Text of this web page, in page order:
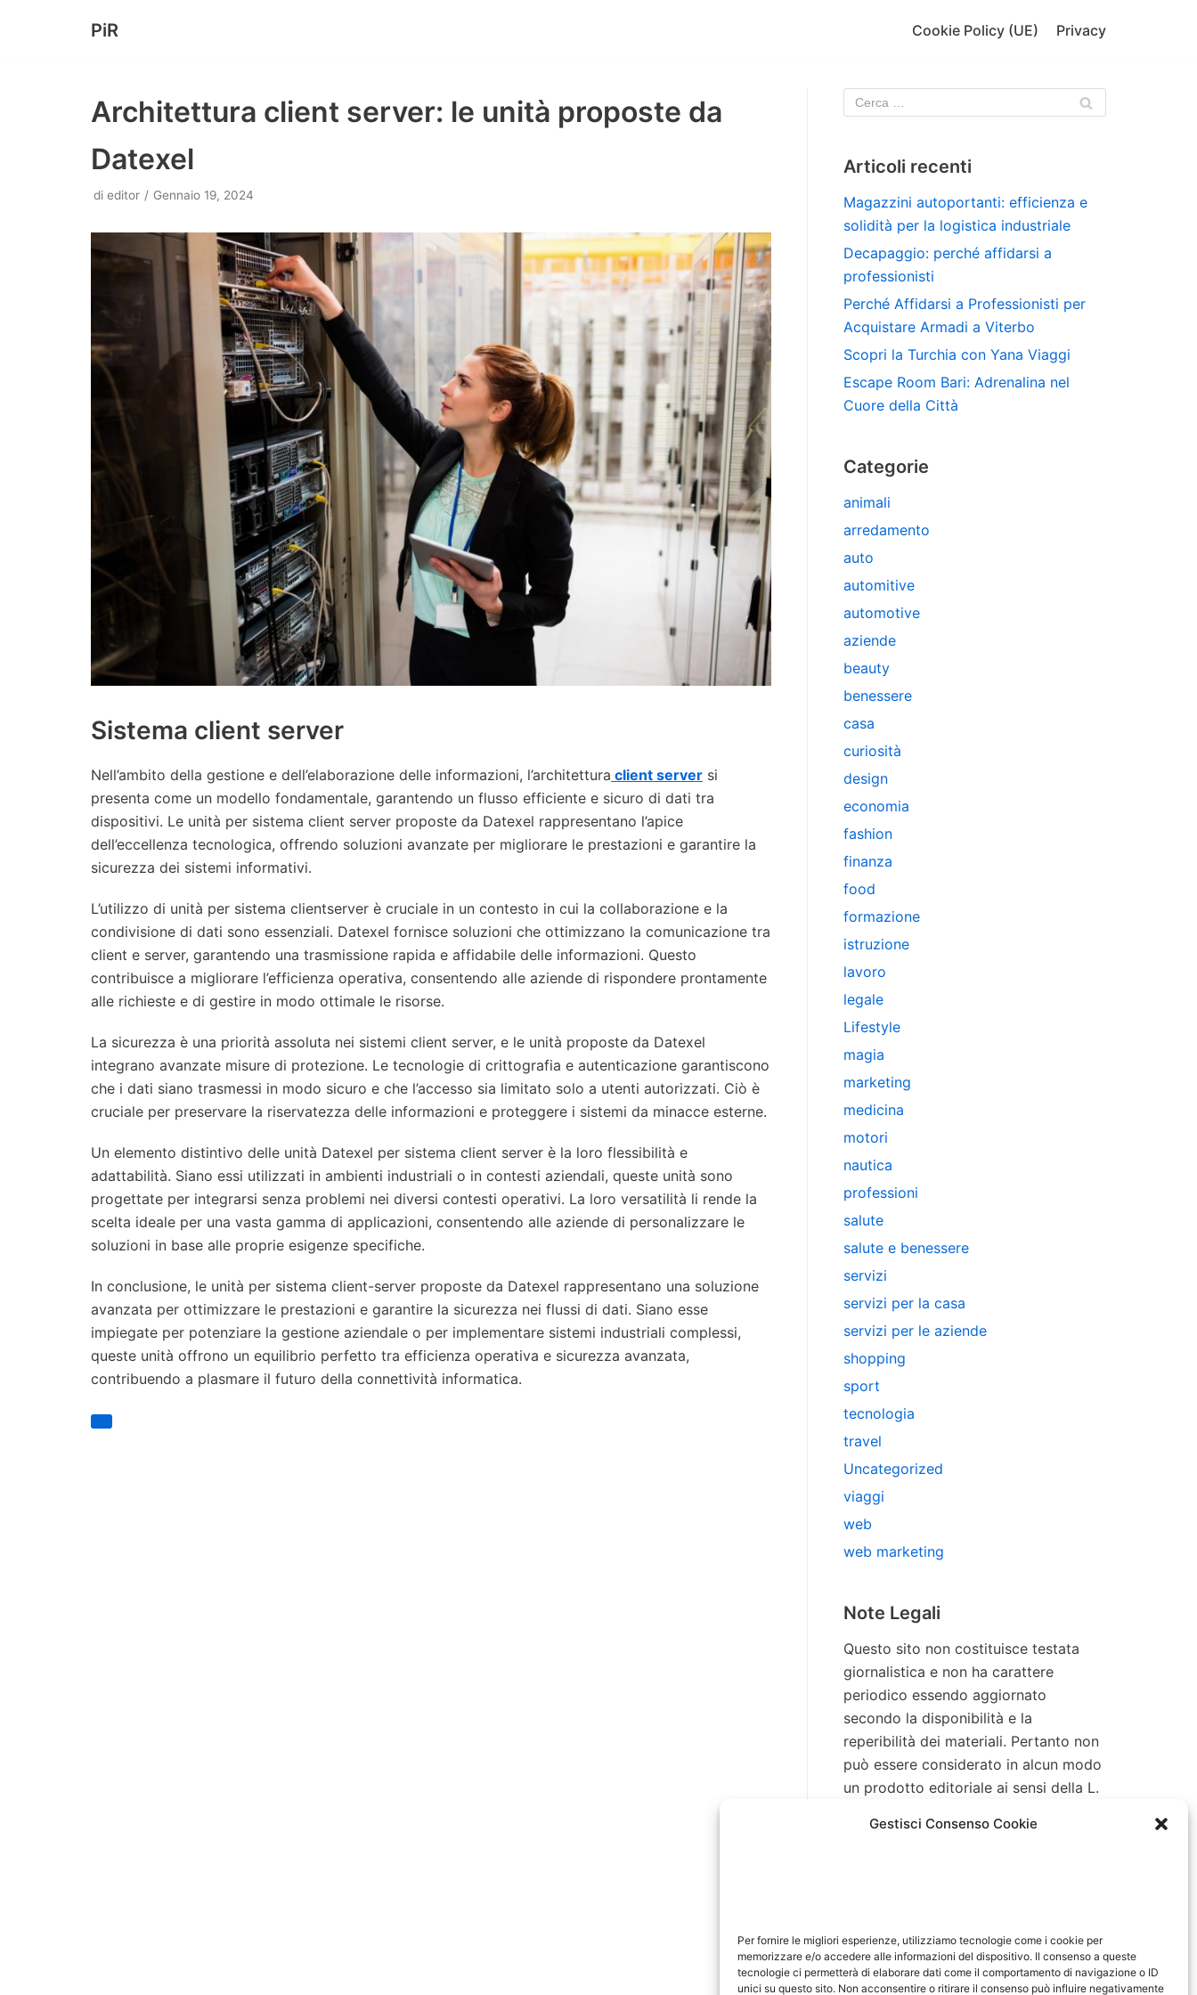
Gestisci Consenso Cookie
Per fornire le migliori esperienze, utilizziamo tecnologie come i cookie per
memorizzare e/o accedere alle informazioni del dispositivo. Il consenso a queste
tecnologie ci permetterà di elaborare dati come il comportamento di navigazione o ID
unici su questo sito. Non acconsentire o ritirare il consenso può influire negativamente
PiR Cookie Policy (UE) Privacy
Architettura client server: le unità proposte da
Datexel
di editor Gennaio 19, 2024
Sistema client server
Nell’ambito della gestione e dell’elaborazione delle informazioni, l’architettura client server si
presenta come un modello fondamentale, garantendo un flusso efficiente e sicuro di dati tra
dispositivi. Le unità per sistema client server proposte da Datexel rappresentano l’apice
dell’eccellenza tecnologica, offrendo soluzioni avanzate per migliorare le prestazioni e garantire la
sicurezza dei sistemi informativi.
L’utilizzo di unità per sistema clientserver è cruciale in un contesto in cui la collaborazione e la
condivisione di dati sono essenziali. Datexel fornisce soluzioni che ottimizzano la comunicazione tra
client e server, garantendo una trasmissione rapida e affidabile delle informazioni. Questo
contribuisce a migliorare l’efficienza operativa, consentendo alle aziende di rispondere prontamente
alle richieste e di gestire in modo ottimale le risorse.
La sicurezza è una priorità assoluta nei sistemi client server, e le unità proposte da Datexel
integrano avanzate misure di protezione. Le tecnologie di crittografia e autenticazione garantiscono
che i dati siano trasmessi in modo sicuro e che l’accesso sia limitato solo a utenti autorizzati. Ciò è
cruciale per preservare la riservatezza delle informazioni e proteggere i sistemi da minacce esterne.
Un elemento distintivo delle unità Datexel per sistema client server è la loro flessibilità e
adattabilità. Siano essi utilizzati in ambienti industriali o in contesti aziendali, queste unità sono
progettate per integrarsi senza problemi nei diversi contesti operativi. La loro versatilità li rende la
scelta ideale per una vasta gamma di applicazioni, consentendo alle aziende di personalizzare le
soluzioni in base alle proprie esigenze specifiche.
In conclusione, le unità per sistema client-server proposte da Datexel rappresentano una soluzione
avanzata per ottimizzare le prestazioni e garantire la sicurezza nei flussi di dati. Siano esse
impiegate per potenziare la gestione aziendale o per implementare sistemi industriali complessi,
queste unità offrono un equilibrio perfetto tra efficienza operativa e sicurezza avanzata,
contribuendo a plasmare il futuro della connettività informatica.
Articoli recenti
Magazzini autoportanti: efficienza e
solidità per la logistica industriale
Decapaggio: perché affidarsi a
professionisti
Perché Affidarsi a Professionisti per
Acquistare Armadi a Viterbo
Scopri la Turchia con Yana Viaggi
Escape Room Bari: Adrenalina nel
Cuore della Città
Categorie
animali
arredamento
auto
automitive
automotive
aziende
beauty
benessere
casa
curiosità
design
economia
fashion
finanza
food
formazione
istruzione
lavoro
legale
Lifestyle
magia
marketing
medicina
motori
nautica
professioni
salute
salute e benessere
servizi
servizi per la casa
servizi per le aziende
shopping
sport
tecnologia
travel
Uncategorized
viaggi
web
web marketing
Note Legali
Questo sito non costituisce testata
giornalistica e non ha carattere
periodico essendo aggiornato
secondo la disponibilità e la
reperibilità dei materiali. Pertanto non
può essere considerato in alcun modo
un prodotto editoriale ai sensi della L.
riportati appartengono ai legittimi
rispettivi titolari o marchi registrati
d’altre società e sono stati utilizzati a